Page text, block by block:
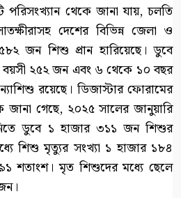
থেকে জানা যায়, চলতি
দেশের বিভিন্ন জেলা ও
জন শিশু প্রান হারিয়েছে। ডুবে
বয়সী ২৫২ জন এবং ৬ থেকে ১০ বছর
রয়েছে। ডিজাস্টার ফোরামের
গেছে, ২০২৫ সালের জানুয়ারি
ডুবে ১ হাজার ৩১১ জন শিশুর
শিশু মৃত্যুর সংখ্যা ১ হাজার ১৮৪
শতাংশ। মৃত শিশুদের মধ্যে ছেলে